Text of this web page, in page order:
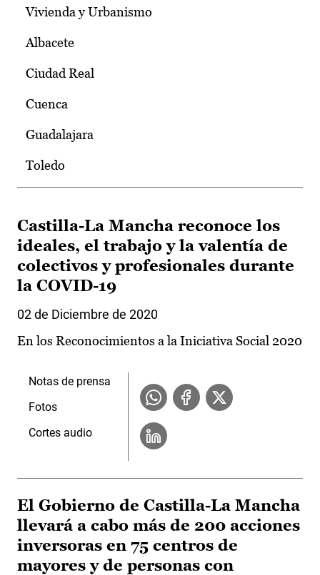
Vivienda y Urbanismo
Albacete
Ciudad Real
Cuenca
Guadalajara
Toledo
Castilla-La Mancha reconoce los
ideales, el trabajo y la valentía de
colectivos y profesionales durante
la COVID-19
02 de Diciembre de 2020
En los Reconocimientos a la Iniciativa Social 2020
Notas de prensa
Fotos
Cortes audio
El Gobierno de Castilla-La Mancha
llevará a cabo más de 200 acciones
inversoras en 75 centros de
mayores y de personas con